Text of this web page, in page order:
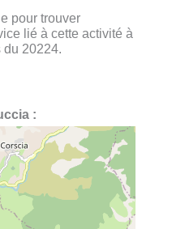
pour trouver
lié à cette activité à
20224.
: